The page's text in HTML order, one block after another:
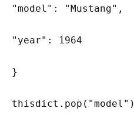
"model": "Mustang",
"year": 1964
}
thisdict.pop("model")